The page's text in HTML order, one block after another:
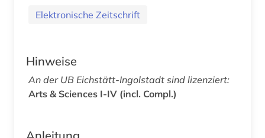
Elektronische Zeitschrift
Hinweise
An der UB Eichstätt-Ingolstadt sind lizenziert:
Arts & Sciences I-IV (incl. Compl.)